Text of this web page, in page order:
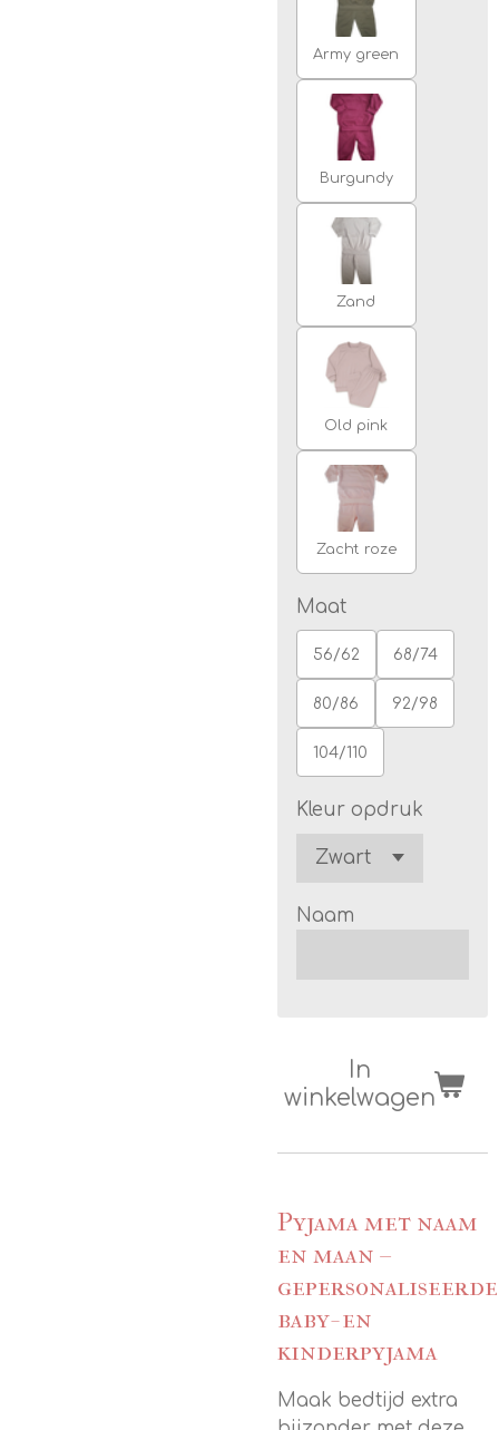
Army green
Burgundy
Zand
Old pink
Zacht roze
Maat
56/62 68/74
80/86 92/98
104/110
Kleur opdruk
Naam
In
winkelwagen
Pyjama met naam
en maan –
gepersonaliseerde
baby- en
kinderpyjama
Maak bedtijd extra